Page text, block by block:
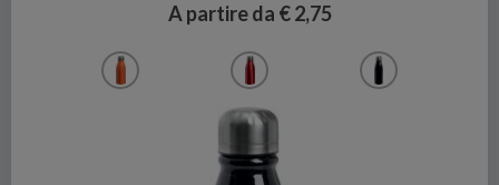
A partire da € 2,75